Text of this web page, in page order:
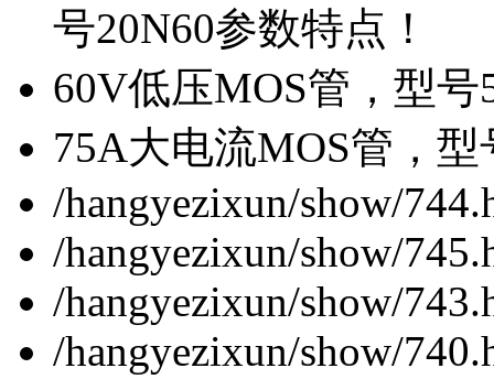
号20N60参数特点！
60V低压MOS管，型
75A大电流MOS管，
/hangyezixun/show/
/hangyezixun/show/
/hangyezixun/show/
/hangyezixun/show/